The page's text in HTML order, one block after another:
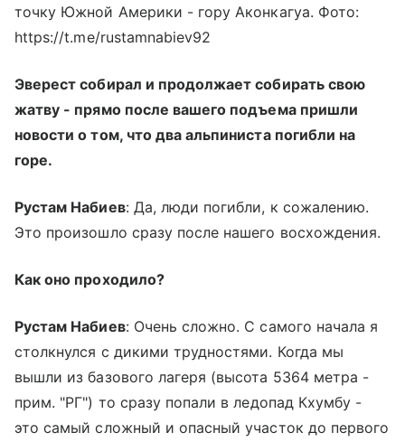
точку Южной Америки - гору Аконкагуа. Фото:
https://t.me/rustamnabiev92
Эверест собирал и продолжает собирать свою
жатву - прямо после вашего подъема пришли
новости о том, что два альпиниста погибли на
горе.
Рустам Набиев: Да, люди погибли, к сожалению.
Это произошло сразу после нашего восхождения.
Как оно проходило?
Рустам Набиев: Очень сложно. С самого начала я
столкнулся с дикими трудностями. Когда мы
вышли из базового лагеря (высота 5364 метра -
прим. "РГ") то сразу попали в ледопад Кхумбу -
это самый сложный и опасный участок до первого